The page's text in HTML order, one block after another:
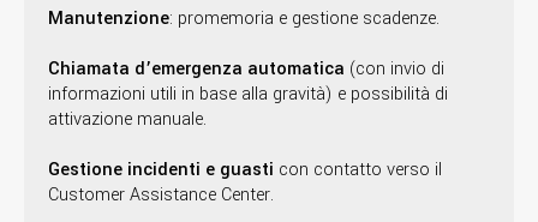
Manutenzione: promemoria e gestione scadenze.
Chiamata d’emergenza automatica (con invio di
informazioni utili in base alla gravità) e possibilità di
attivazione manuale.
Gestione incidenti e guasti con contatto verso il
Customer Assistance Center.